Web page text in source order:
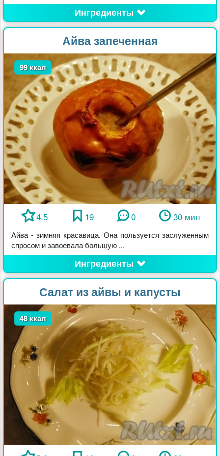
Ингредиенты
Айва запеченная
99 ккал
4.5 19 0 30 мин
Айва - зимняя красавица. Она пользуется заслуженным
спросом и завоевала большую ...
Ингредиенты
Салат из айвы и капусты
48 ккал